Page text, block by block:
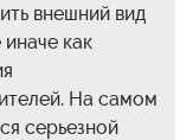
внешний вид
как
На самом
серьезной